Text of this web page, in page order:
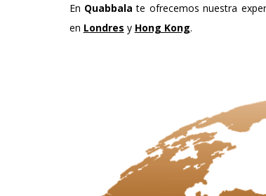
En Quabbala te ofrecemos nuestra
en Londres y Hong Kong.